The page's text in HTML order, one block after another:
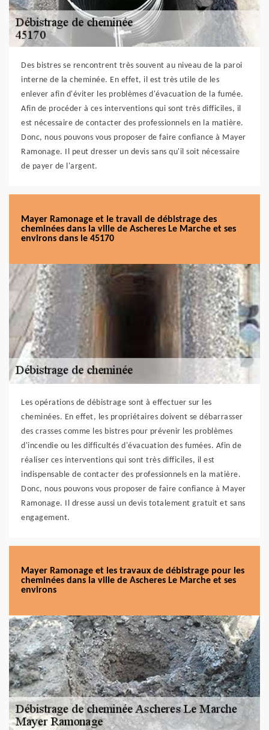
Des bistres se rencontrent très souvent au niveau de la paroi
interne de la cheminée. En effet, il est très utile de les
enlever afin d'éviter les problèmes d'évacuation de la fumée.
Afin de procéder à ces interventions qui sont très difficiles, il
est nécessaire de contacter des professionnels en la matière.
Donc, nous pouvons vous proposer de faire confiance à Mayer
Ramonage. Il peut dresser un devis sans qu'il soit nécessaire
de payer de l'argent.
Mayer Ramonage et le travail de débistrage des
cheminées dans la ville de Ascheres Le Marche et ses
environs dans le 45170
Les opérations de débistrage sont à effectuer sur les
cheminées. En effet, les propriétaires doivent se débarrasser
des crasses comme les bistres pour prévenir les problèmes
d'incendie ou les difficultés d'évacuation des fumées. Afin de
réaliser ces interventions qui sont très difficiles, il est
indispensable de contacter des professionnels en la matière.
Donc, nous pouvons vous proposer de faire confiance à Mayer
Ramonage. Il dresse aussi un devis totalement gratuit et sans
engagement.
Mayer Ramonage et les travaux de débistrage pour les
cheminées dans la ville de Ascheres Le Marche et ses
environs